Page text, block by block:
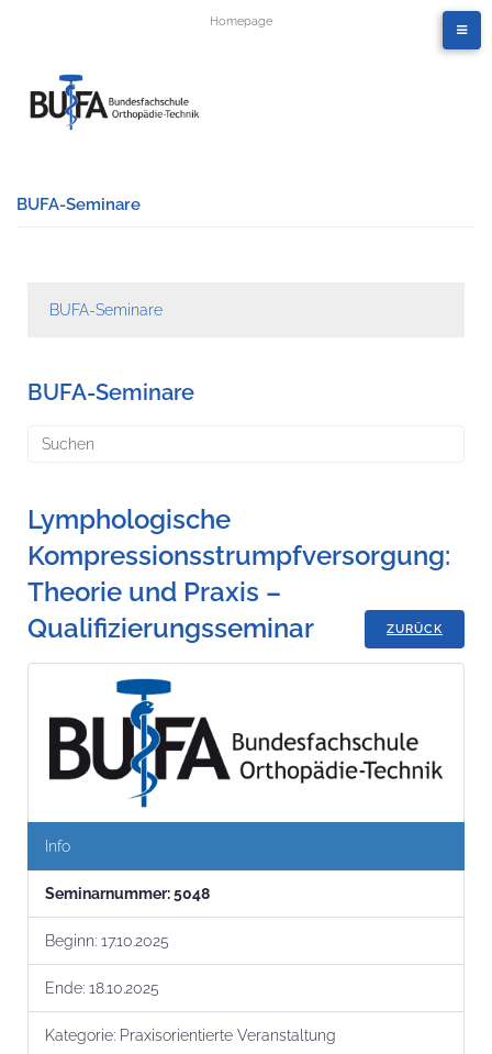
Homepage
BUFA-Seminare
BUFA-Seminare
BUFA-Seminare
Lymphologische
Kompressionsstrumpfversorgung:
Theorie und Praxis –
Qualifizierungsseminar
ZURÜCK
Info
Seminar­nummer:5048
Beginn: 17.10.2025
Ende: 18.10.2025
Kategorie: Praxisorientierte Veranstaltung